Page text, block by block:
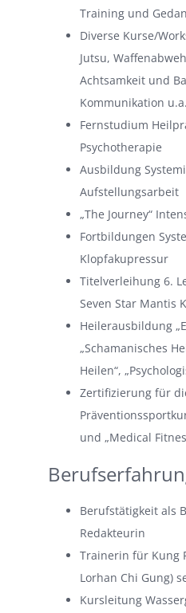
Training und
Diverse Kurse/
Jutsu,
Achtsamkeit und
Kommunikation u.a.
Fernstudium
Psychotherapie
Ausbildung
Aufstellungsarbeit
„The Journey“
Fortbildungen
Klopfakupressur
Titelverleihung 6.
Seven Star Mantis
Heilerausbildung
„Schamanisches
Heilen“,
Zertifizierung für
und „Medical
Berufstätigkeit als
Redakteurin
Trainerin für Kung
Lorhan Chi Gung)
Kursleitung